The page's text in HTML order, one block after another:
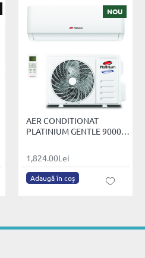
NOU
AER CONDITIONAT
PLATINIUM GENTLE 9000
1,824.00Lei
Adaugă în coș